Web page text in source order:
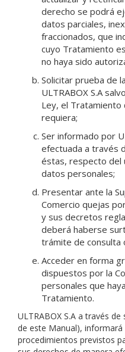
derecho se podrá
datos parciales,
fraccionados, que
cuyo Tratamiento
no haya sido
Solicitar prueba de
ULTRABOX S.A
Ley, el Tratamiento
requiera;
Ser informado por
efectuada a través
éstas, respecto del
datos personales;
Presentar ante la
Comercio quejas
y sus decretos
deberá haberse
trámite de consulta
Acceder en forma
dispuestos por la
personales que
Tratamiento.
ULTRABOX S.A a través
de este Manual),
procedimientos previstos